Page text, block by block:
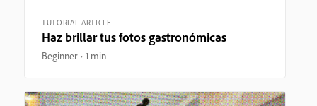
TUTORIAL ARTICLE
Haz brillar tus fotos gastronómicas
Beginner 1 min